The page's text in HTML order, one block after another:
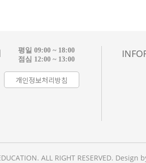
평일 09:00 ~ 18:00
점심 12:00 ~ 13:00
개인정보처리방침
ALL RIGHT RESERVED. Design